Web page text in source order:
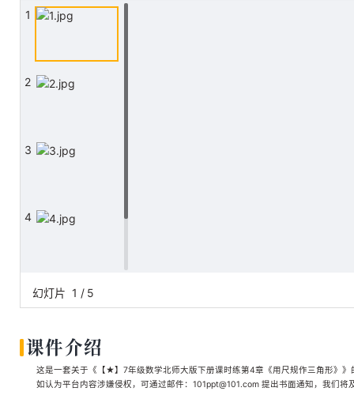
1
2
3
4
幻灯片 1 / 5
课件介绍
这是一套关于《【★】7年级数学北师大版下册课时练第4章《用尺规作三角形》
如认为平台内容涉嫌侵权，可通过邮件：101ppt@101.com 提出书面通知，我们将